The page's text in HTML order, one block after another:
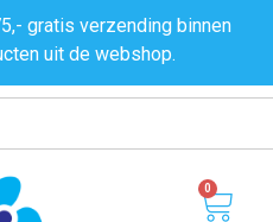
gratis verzending binnen
uit de webshop.
0